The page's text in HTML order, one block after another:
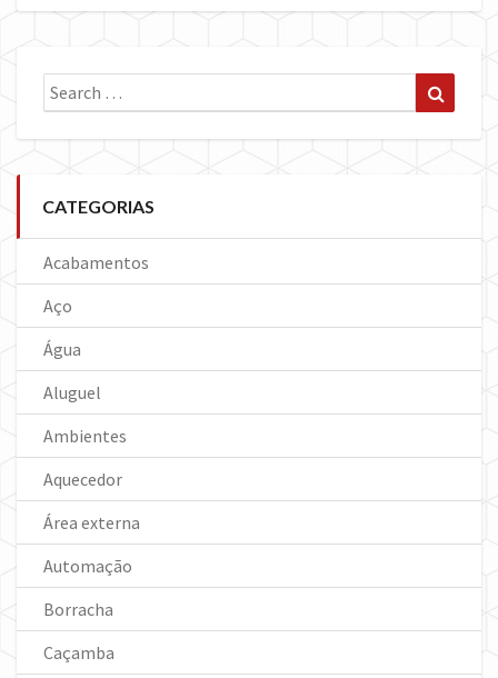
Search
for:
CATEGORIAS
Acabamentos
Aço
Água
Aluguel
Ambientes
Aquecedor
Área externa
Automação
Borracha
Caçamba